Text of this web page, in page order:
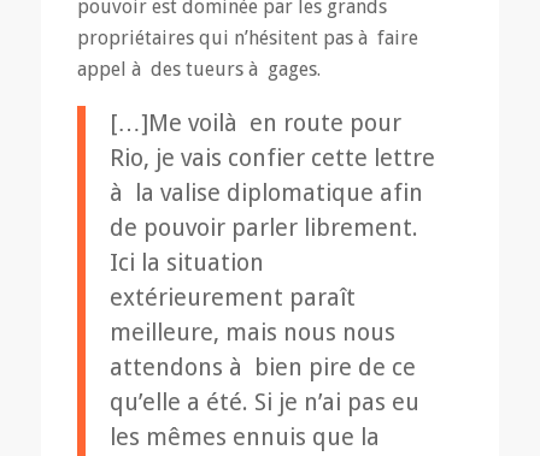
pouvoir est dominée par les grands
propriétaires qui n’hésitent pas à faire
appel à des tueurs à gages.
[…]Me voilà en route pour
Rio, je vais confier cette lettre
à la valise diplomatique afin
de pouvoir parler librement.
Ici la situation
extérieurement paraît
meilleure, mais nous nous
attendons à bien pire de ce
qu’elle a été. Si je n’ai pas eu
les mêmes ennuis que la